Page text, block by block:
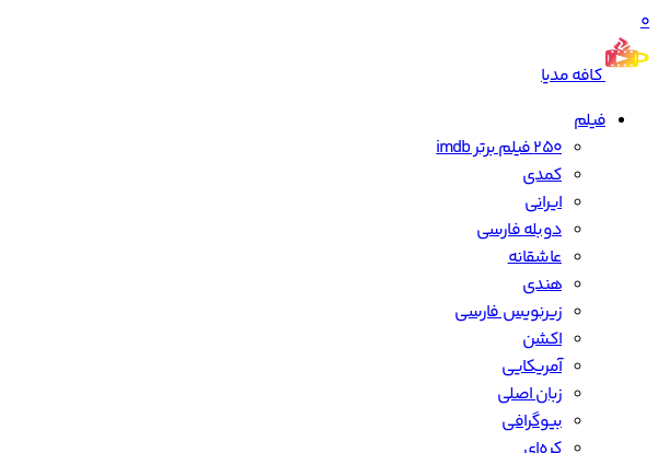
0
کافه مدیا
فیلم
250 فیلم برتر imdb
کمدی
ایرانی
دوبله فارسی
عاشقانه
هندی
زیرنویس فارسی
اکشن
آمریکایی
زبان اصلی
بیوگرافی